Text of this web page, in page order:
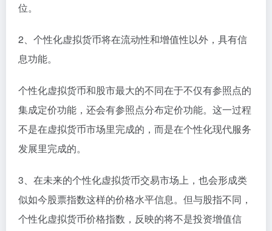
位。
2、个性化虚拟货币将在流动性和增值性以外，具有信
息功能。
个性化虚拟货币和股市最大的不同在于不仅有参照点的
集成定价功能，还会有参照点分布定价功能。这一过程
不是在虚拟货币市场里完成的，而是在个性化现代服务
发展里完成的。
3、在未来的个性化虚拟货币交易市场上，也会形成类
似如今股票指数这样的价格水平信息。但与股指不同，
个性化虚拟货币价格指数，反映的将不是投资增值信